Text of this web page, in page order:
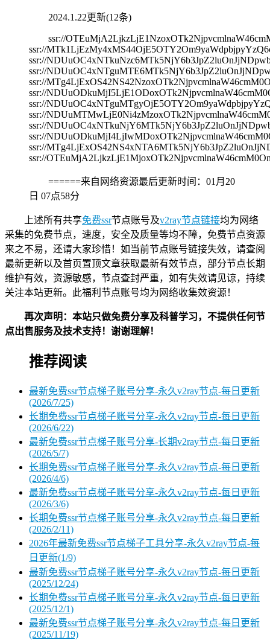
2024.1.22更新(12条)
ssr://
ssr://
ssr://
ssr://
ssr://
ssr://
ssr://
ssr://
ssr://
ssr://
ssr://
ssr://
======来自网络资源最后更新时间： 01月20
日 07点58分
上述所有共享免费ssr节点账号及v2ray节点链接均为网络
采集的免费节点，速度，安全及质量等均不障，免费节点资源
来之不易，还请大家珍惜！如当前节点账号链接失效，请查阅
最新更新以及首页置顶文章获取最新有效节点，部分节点长期
维护有效，资源敏感，节点查封严重，如有失效请见谅，持续
关注本站更新。此福利节点账号均为网络收集效资源！
再次声明：本站只做免费分享及科普学习，不提供任何节
点出售服务及技术支持！谢谢理解！
推荐阅读
最新免费ssr节点梯子账号分享-永久v2ray节点-每日更新
(2026/7/25)
长期免费ssr节点梯子账号分享-永久v2ray节点-每日更新
(2026/6/22)
最新免费ssr节点梯子账号分享-长期v2ray节点-每日更新
(2026/5/7)
长期免费ssr节点梯子账号分享-永久v2ray节点-每日更新
(2026/4/6)
最新免费ssr节点梯子账号分享-永久v2ray节点-每日更新
(2026/3/6)
长期免费ssr节点梯子账号分享-永久v2ray节点-每日更新
(2026/2/11)
2026年最新免费ssr节点梯子工具分享-永久v2ray节点-每
日更新(1/9)
最新免费ssr节点梯子账号分享-永久v2ray节点-每日更新
(2025/12/24)
长期免费ssr节点梯子账号分享-永久v2ray节点-每日更新
(2025/12/1)
最新免费ssr节点梯子账号分享-永久v2ray节点-每日更新
(2025/11/19)